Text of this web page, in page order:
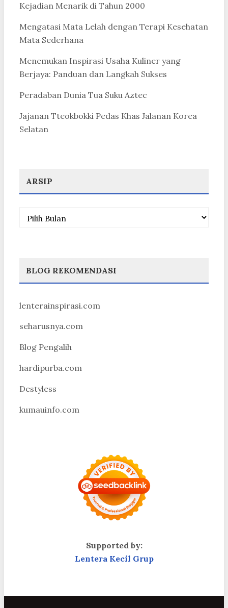
Kejadian Menarik di Tahun 2000
Mengatasi Mata Lelah dengan Terapi Kesehatan
Mata Sederhana
Menemukan Inspirasi Usaha Kuliner yang
Berjaya: Panduan dan Langkah Sukses
Peradaban Dunia Tua Suku Aztec
Jajanan Tteokbokki Pedas Khas Jalanan Korea
Selatan
ARSIP
Arsip
BLOG REKOMENDASI
lenterainspirasi.com
seharusnya.com
Blog Pengalih
hardipurba.com
Destyless
kumauinfo.com
Supported by:
Lentera Kecil Grup